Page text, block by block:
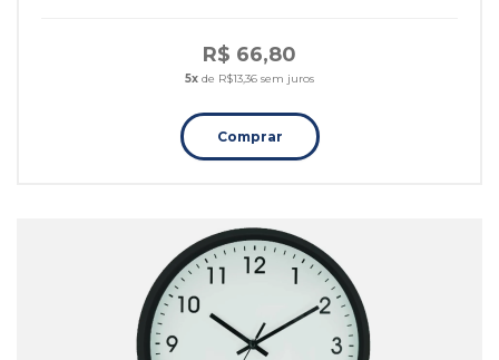
R$ 66,80
5x de R$13,36 sem juros
Comprar